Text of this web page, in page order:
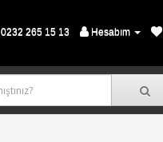
0232 265 15 13 Hesabım